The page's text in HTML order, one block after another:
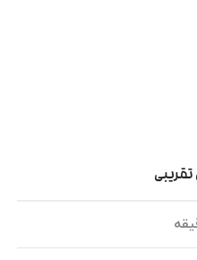
تقریبی